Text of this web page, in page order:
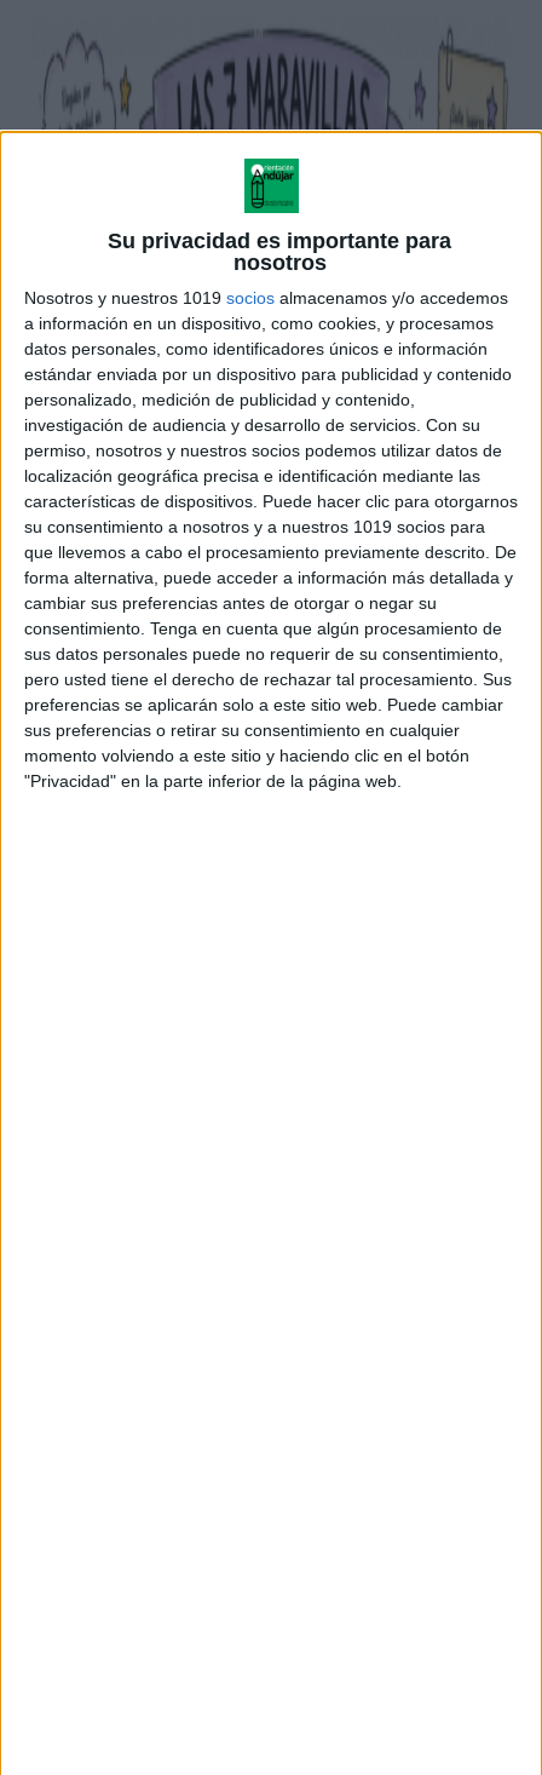
Su privacidad es importante para
nosotros
Nosotros y nuestros 1019 socios almacenamos y/o accedemos
a información en un dispositivo, como cookies, y procesamos
datos personales, como identificadores únicos e información
estándar enviada por un dispositivo para publicidad y contenido
personalizado, medición de publicidad y contenido,
investigación de audiencia y desarrollo de servicios. Con su
permiso, nosotros y nuestros socios podemos utilizar datos de
localización geográfica precisa e identificación mediante las
características de dispositivos. Puede hacer clic para otorgarnos
su consentimiento a nosotros y a nuestros 1019 socios para
que llevemos a cabo el procesamiento previamente descrito. De
forma alternativa, puede acceder a información más detallada y
cambiar sus preferencias antes de otorgar o negar su
consentimiento. Tenga en cuenta que algún procesamiento de
sus datos personales puede no requerir de su consentimiento,
pero usted tiene el derecho de rechazar tal procesamiento. Sus
preferencias se aplicarán solo a este sitio web. Puede cambiar
sus preferencias o retirar su consentimiento en cualquier
momento volviendo a este sitio y haciendo clic en el botón
"Privacidad" en la parte inferior de la página web.